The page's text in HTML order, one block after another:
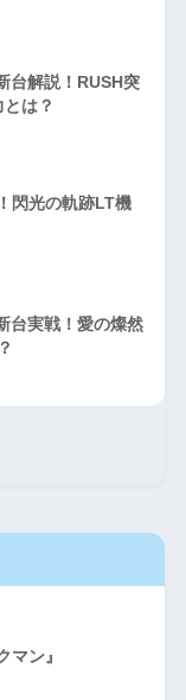
台解説！RUSH突
は？
閃光の軌跡LT機
台実戦！愛の燦然
マン』